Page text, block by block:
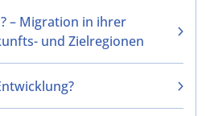
– Migration in ihrer
und Zielregionen